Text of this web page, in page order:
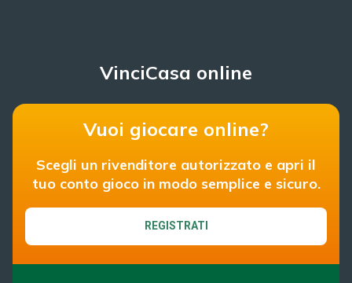
VinciCasa online
Vuoi giocare online?
Scegli un rivenditore autorizzato e apri il
tuo conto gioco in modo semplice e sicuro.
REGISTRATI